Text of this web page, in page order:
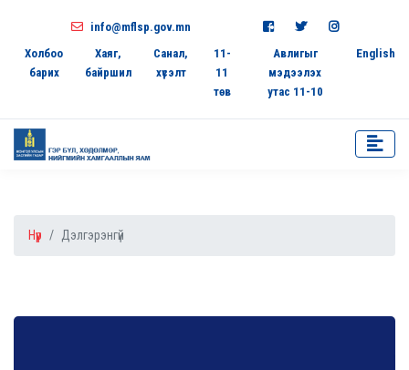
info@mflsp.gov.mn
Холбоо
барих
Хаяг,
байршил
Санал,
хүсэлт
11-
11
төв
Авлигыг
мэдээлэх
утас 11-10
English
Нүүр Дэлгэрэнгүй